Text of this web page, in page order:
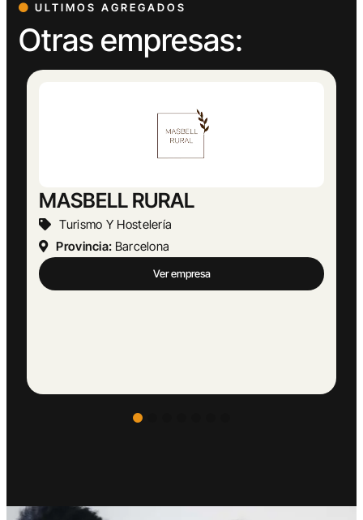
ULTIMOS AGREGADOS
Otras empresas:
Abogado Ángel López
Actividades Jurídicas
Provincia:Málaga
Ver empresa